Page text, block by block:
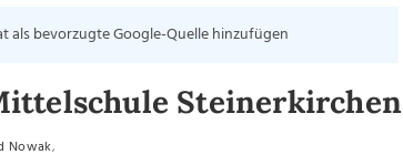
als bevorzugte Google-Quelle hinzufügen
Steinerkirchen
Nowak,